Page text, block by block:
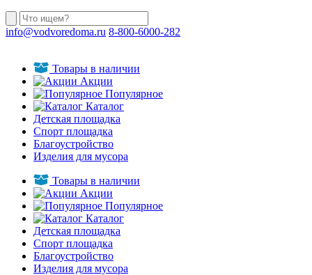
info@vodvoredoma.ru 8-800-6000-282
Товары в наличии
Акции
Популярное
Каталог
Детская площадка
Спорт площадка
Благоустройство
Изделия для мусора
Товары в наличии
Акции
Популярное
Каталог
Детская площадка
Спорт площадка
Благоустройство
Изделия для мусора